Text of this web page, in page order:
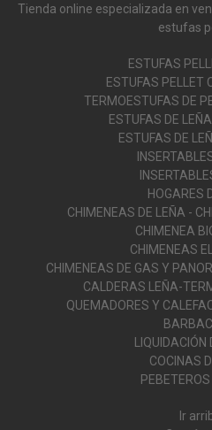
Tienda online especializada en
estufas
ESTUFAS
ESTUFAS PELLET
TERMOESTUFAS DE
ESTUFAS DE
ESTUFAS DE
HOGARES
CHIMENEAS DE LEÑA -
CHIMENEA
CHIMENEAS
CHIMENEAS DE GAS Y
CALDERAS LEÑA-
QUEMADORES Y
COCINAS
Ir